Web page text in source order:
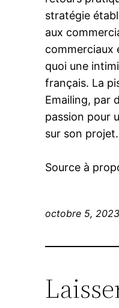
stratégie
aux
commerciaux
quoi une
français. La
Emailing, par
passion pour
sur son projet.
Source à
octobre 5, 2023